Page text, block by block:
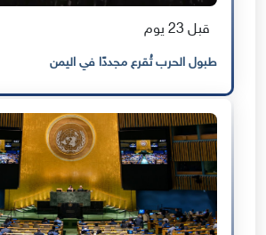
قبل 23 يوم
طبول الحرب تُقرع مجددًا في اليمن